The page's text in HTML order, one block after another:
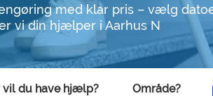
med klar pris – vælg
vi din hjælper i Aarhus N
vil du have hjælp? Område?